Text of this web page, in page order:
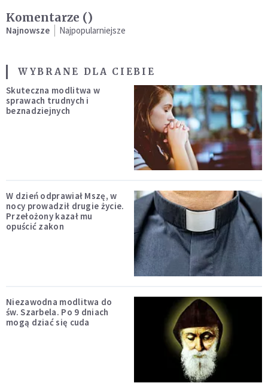
Komentarze ()
Najnowsze Najpopularniejsze
WYBRANE DLA CIEBIE
Skuteczna modlitwa w
sprawach trudnych i
beznadziejnych
W dzień odprawiał Mszę, w
nocy prowadził drugie życie.
Przełożony kazał mu
opuścić zakon
Niezawodna modlitwa do
św. Szarbela. Po 9 dniach
mogą dziać się cuda